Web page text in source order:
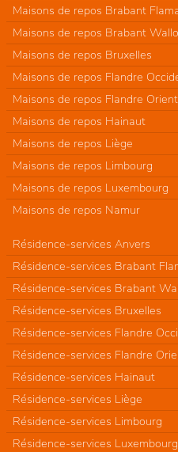
Maisons de repos Brabant
Maisons de repos Brabant
Maisons de repos Bruxelles
Maisons de repos Flandre
Maisons de repos Flandre
Maisons de repos Hainaut
Maisons de repos Liège
Maisons de repos Limbourg
Maisons de repos Luxembourg
Maisons de repos Namur
Résidence-services Anvers
Résidence-services Brabant
Résidence-services Brabant
Résidence-services Bruxelles
Résidence-services Flandre
Résidence-services Flandre
Résidence-services Hainaut
Résidence-services Liège
Résidence-services Limbourg
Résidence-services Luxembourg